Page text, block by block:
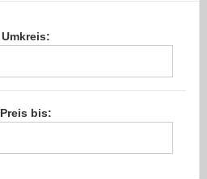
Umkreis:
Preis bis: